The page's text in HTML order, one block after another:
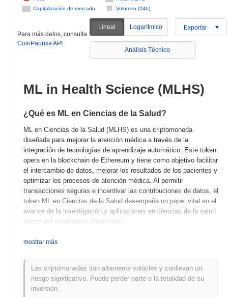
Capitalización de mercado
Volumen (24h)
Para más datos, consulta
CoinPaprika API
Lineal Logarítmico Exportar
Análisis Técnico
ML in Health Science (MLHS)
¿Qué es ML en Ciencias de la Salud?
ML en Ciencias de la Salud (MLHS) es una criptomoneda
diseñada para mejorar la atención médica a través de la
integración de tecnologías de aprendizaje automático. Este token
opera en la blockchain de Ethereum y tiene como objetivo facilitar
el intercambio de datos, mejorar los resultados de los pacientes y
optimizar los procesos de atención médica. Al permitir
transacciones seguras e incentivar las contribuciones de datos, el
token ML en Ciencias de la Salud desempeña un papel vital en el
avance de la investigación y aplicaciones en ciencias de la salud
dentro del ecosistema blockchain.
¿Cuándo y cómo comenzó ML en Ciencias de la
ML en Ciencias de la Salud (MLHS) fue lanzado en 2021 como
una criptomoneda destinada a aprovechar el aprendizaje
automático para avances en la atención médica. Fue desarrollado
mostrar más
Las criptomonedas son altamente volátiles y conllevan un
riesgo significativo. Puede perder parte o la totalidad de su
inversión.